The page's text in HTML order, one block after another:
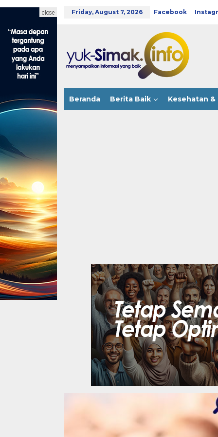
Friday, August 7, 2026 Facebook
Beranda Berita Baik Kesehatan &
close